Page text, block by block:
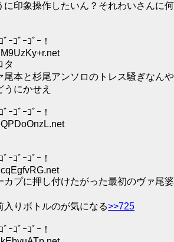
に印象操作したいん？それわいさんに何
ｰｺﾞｰｺﾞｰ！
タ
尾本と杉尾アンソロのトレス騒ぎなんや
にかせえ
ｰｺﾞｰｺﾞｰ！
ｰｺﾞｰｺﾞｰ！
カプに押し付けたがった最初のヴァ尾婆
入りボトルのが気になる>>725
ｰｺﾞｰｺﾞｰ！